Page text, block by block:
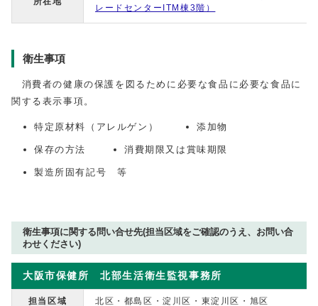
レードセンターITM棟3階）
衛生事項
消費者の健康の保護を図るために必要な食品に必要な食品に
関する表示事項。
特定原材料（アレルゲン） 添加物
保存の方法 消費期限又は賞味期限
製造所固有記号 等
衛生事項に関する問い合せ先(担当区域をご確認のうえ、お問い合
わせください)
大阪市保健所 北部生活衛生監視事務所
担当区域 北区・都島区・淀川区・東淀川区・旭区